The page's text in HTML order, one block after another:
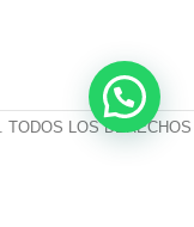
. TODOS LOS DERECHOS